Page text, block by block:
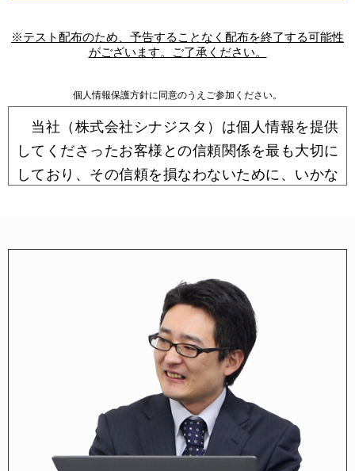
※テスト配布のため、予告することなく配布を終了する可能性
がございます。ご了承ください。
個人情報保護方針に同意のうえご参加ください。
当社（株式会社シナジスタ）は個人情報を提供
してくださったお客様との信頼関係を最も大切に
しており、その信頼を損なわないために、いかな
客様の個人情報を保護するため細心の注意を払っ
当社のサービスを購入された場合や当社に個人
情報を登録していただいた場合には、当社のプラ
イバシーポリシーに同意して下さったとさせてい
ただきますので、以下のプライバシーポリシーの
内容を熟読してご理解ください。
■個人情報とは